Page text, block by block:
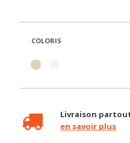
COLORIS
Livraison
en savoir plus